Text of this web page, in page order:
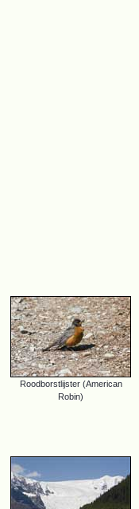
Roodborstlijster (American
Robin)